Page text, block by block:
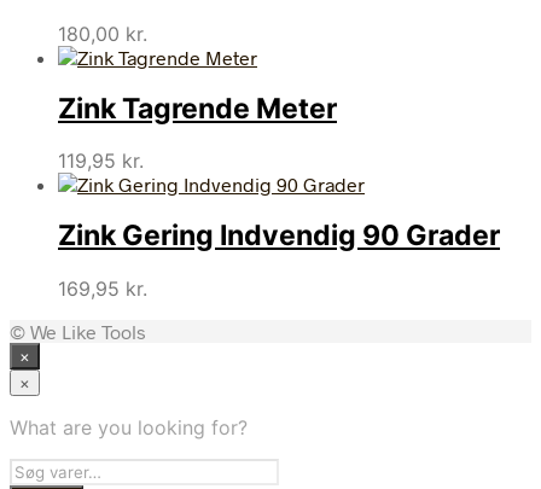
180,00 kr.
Zink Tagrende Meter
119,95 kr.
Zink Gering Indvendig 90 Grader
169,95 kr.
© We Like Tools
×
×
What are you looking for?